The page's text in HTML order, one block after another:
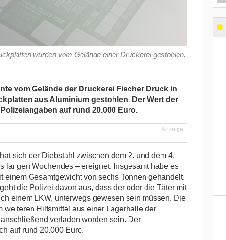
wurden vom Gelände einer Druckerei gestohlen.
vom Gelände der Druckerei Fischer Druck in
aus Aluminium gestohlen. Der Wert der
auf rund 20.000 Euro.
Anzeige
sich der Diebstahl zwischen dem 2. und dem 4.
langen Wochendes – ereignet. Insgesamt habe es
einem Gesamtgewicht von sechs Tonnen gehandelt.
die Polizei davon aus, dass der oder die Täter mit
einem LKW, unterwegs gewesen sein müssen. Die
weiteren Hilfsmittel aus einer Lagerhalle der
verladen worden sein. Der
auf rund 20.000 Euro.